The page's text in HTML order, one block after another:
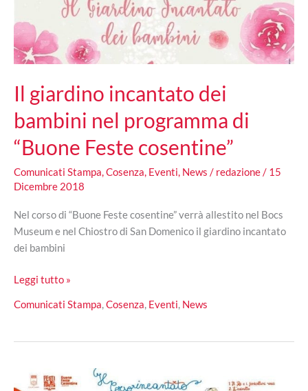
Natale
Il giardino incantato dei
bambini nel programma di
“Buone Feste cosentine”
Comunicati Stampa,Cosenza, Eventi, News / redazione/ 15
Dicembre 2018
Nel corso di “Buone Feste cosentine” verrà allestito nel Bocs
Museum e nel Chiostro di San Domenico il giardino incantato
dei bambini
Il
incantato
bambini
programma
Leggi tutto »
Comunicati Stampa,Cosenza, Eventi, News